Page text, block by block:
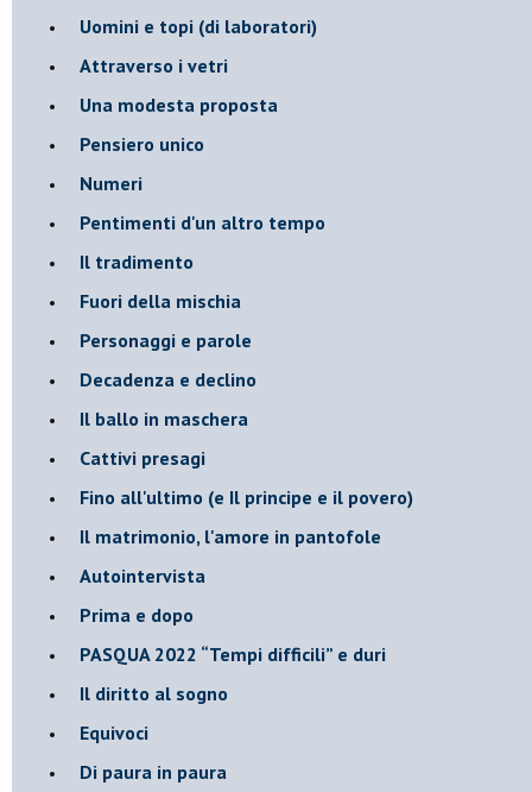
Uomini e topi (di laboratori)
Attraverso i vetri
Una modesta proposta
Pensiero unico
Numeri
Pentimenti d'un altro tempo
Il tradimento
Fuori della mischia
Personaggi e parole
Decadenza e declino
Il ballo in maschera
Cattivi presagi
Fino all'ultimo (e Il principe e il povero)
Il matrimonio, l'amore in pantofole
Autointervista
Prima e dopo
​PASQUA 2022 “Tempi difficili” e duri
Il diritto al sogno
Equivoci
Di paura in paura